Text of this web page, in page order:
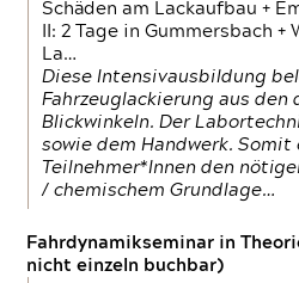
Schäden am Lackaufbau +
II: 2 Tage in Gummersbach
La…
Diese Intensivausbildung
Fahrzeuglackierung aus den
Blickwinkeln. Der
sowie dem Handwerk.
Teilnehmer*Innen den
/ chemischem Grundlage…
Fahrdynamikseminar in
nicht einzeln buchbar)